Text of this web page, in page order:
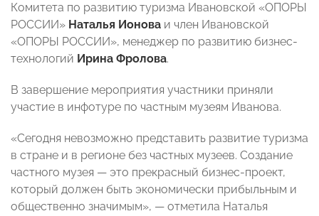
Комитета по развитию туризма Ивановской «ОПОРЫ
РОССИИ» Наталья Ионова и член Ивановской
«ОПОРЫ РОССИИ», менеджер по развитию бизнес-
технологий Ирина Фролова.
В завершение мероприятия участники приняли
участие в инфотуре по частным музеям Иванова.
«Сегодня невозможно представить развитие туризма
в стране и в регионе без частных музеев. Создание
частного музея — это прекрасный бизнес-проект,
который должен быть экономически прибыльным и
общественно значимым», — отметила Наталья